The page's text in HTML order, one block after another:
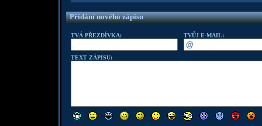
Přidání nového zápisu
TVÁ PŘEZDÍVKA: TVŮJ E-MAIL:
TEXT ZÁPISU: